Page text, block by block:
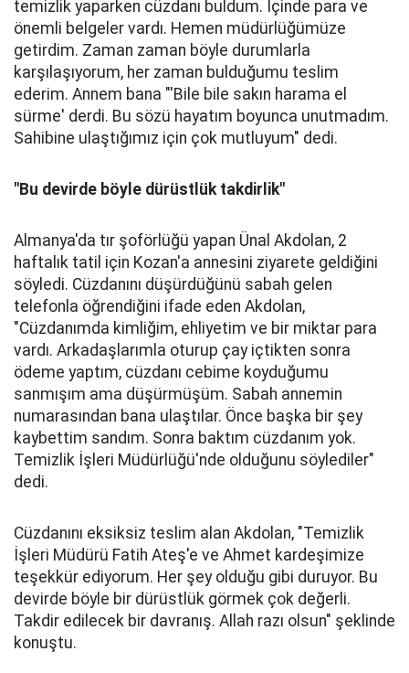
temizlik yaparken cüzdanı buldum. İçinde para ve
önemli belgeler vardı. Hemen müdürlüğümüze
getirdim. Zaman zaman böyle durumlarla
karşılaşıyorum, her zaman bulduğumu teslim
ederim. Annem bana "'Bile bile sakın harama el
sürme' derdi. Bu sözü hayatım boyunca unutmadım.
Sahibine ulaştığımız için çok mutluyum" dedi.
"Bu devirde böyle dürüstlük takdirlik"
Almanya'da tır şoförlüğü yapan Ünal Akdolan, 2
haftalık tatil için Kozan'a annesini ziyarete geldiğini
söyledi. Cüzdanını düşürdüğünü sabah gelen
telefonla öğrendiğini ifade eden Akdolan,
"Cüzdanımda kimliğim, ehliyetim ve bir miktar para
vardı. Arkadaşlarımla oturup çay içtikten sonra
ödeme yaptım, cüzdanı cebime koyduğumu
sanmışım ama düşürmüşüm. Sabah annemin
numarasından bana ulaştılar. Önce başka bir şey
kaybettim sandım. Sonra baktım cüzdanım yok.
Temizlik İşleri Müdürlüğü'nde olduğunu söylediler"
dedi.
Cüzdanını eksiksiz teslim alan Akdolan, "Temizlik
İşleri Müdürü Fatih Ateş'e ve Ahmet kardeşimize
teşekkür ediyorum. Her şey olduğu gibi duruyor. Bu
devirde böyle bir dürüstlük görmek çok değerli.
Takdir edilecek bir davranış. Allah razı olsun" şeklinde
konuştu.